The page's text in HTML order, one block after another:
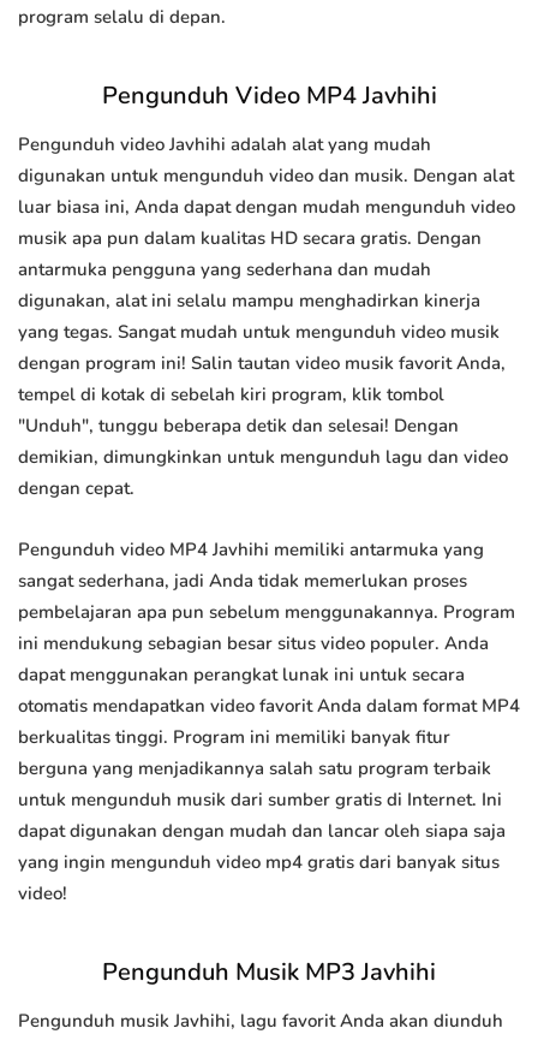
program selalu di depan.
Pengunduh Video MP4 Javhihi
Pengunduh video Javhihi adalah alat yang mudah
digunakan untuk mengunduh video dan musik. Dengan alat
luar biasa ini, Anda dapat dengan mudah mengunduh video
musik apa pun dalam kualitas HD secara gratis. Dengan
antarmuka pengguna yang sederhana dan mudah
digunakan, alat ini selalu mampu menghadirkan kinerja
yang tegas. Sangat mudah untuk mengunduh video musik
dengan program ini! Salin tautan video musik favorit Anda,
tempel di kotak di sebelah kiri program, klik tombol
"Unduh", tunggu beberapa detik dan selesai! Dengan
demikian, dimungkinkan untuk mengunduh lagu dan video
dengan cepat.
Pengunduh video MP4 Javhihi memiliki antarmuka yang
sangat sederhana, jadi Anda tidak memerlukan proses
pembelajaran apa pun sebelum menggunakannya. Program
ini mendukung sebagian besar situs video populer. Anda
dapat menggunakan perangkat lunak ini untuk secara
otomatis mendapatkan video favorit Anda dalam format MP4
berkualitas tinggi. Program ini memiliki banyak fitur
berguna yang menjadikannya salah satu program terbaik
untuk mengunduh musik dari sumber gratis di Internet. Ini
dapat digunakan dengan mudah dan lancar oleh siapa saja
yang ingin mengunduh video mp4 gratis dari banyak situs
video!
Pengunduh Musik MP3 Javhihi
Pengunduh musik Javhihi, lagu favorit Anda akan diunduh